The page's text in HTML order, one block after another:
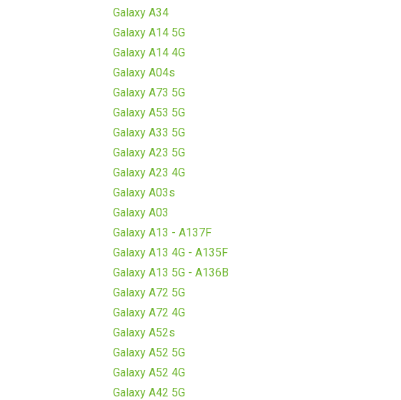
Galaxy A34
Galaxy A14 5G
Galaxy A14 4G
Galaxy A04s
Galaxy A73 5G
Galaxy A53 5G
Galaxy A33 5G
Galaxy A23 5G
Galaxy A23 4G
Galaxy A03s
Galaxy A03
Galaxy A13 - A137F
Galaxy A13 4G - A135F
Galaxy A13 5G - A136B
Galaxy A72 5G
Galaxy A72 4G
Galaxy A52s
Galaxy A52 5G
Galaxy A52 4G
Galaxy A42 5G